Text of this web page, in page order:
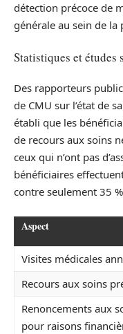
détection précoce de
générale au sein de la
Statistiques et études
Des rapporteurs
de CMU sur l’état de
établi que les
de recours aux soins
ceux qui n’ont pas
bénéficiaires
contre seulement 35
Aspect
Visites médicales
Recours aux soins
Renoncements aux
pour raisons